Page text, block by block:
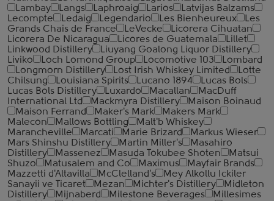
Lambay
Langs Laphroaig Larios
Latvijas Balzams
Lecompte
Ledaig Legendario Les Bienheureux
Les
Grands Chais de France
LeVecke
Licorera Cihuatan
Licorera De Nicaragua
Licores de Guatemala
Lillet
Linkwood Distillery
Liuyang Goalong Liquor Distillery
Liviko
Loch Lomond Group Locomotive 103
Lombard
Longmorn Distillery
Lost Irish Whiskey Limited
Lotte
Chilsung
Louisiana Spirits Lucano 1894
Lucas Bols
Lucas Bols Distillery
Luxardo Macallan
MacDuff
International Ltd
Mackmyra Distillery
Maison Boinaud
Maison Ferrand
Maker's Mark
Makers Mark
Malecon
Mallows Bottling
Malt'b Whiskey
Marancheville
Marcati Marie Brizard
Markus Wieser
Mars Shinshu Distillery
Martin Miller's
Masahiro
Distillery
Massenez Masuda Tokubee Shoten
Matsui
Shuzo
Matusalem and Co Maximus
Mayfair Brands
Mazzetti d'Altavilla
McClelland's
Mey Alkollu Ickiler
Sanayii ve Ticaret
Mezan Michter's Distillery
Midleton
Distillery
Mijnaberd Milestone Beverages
Millesimes